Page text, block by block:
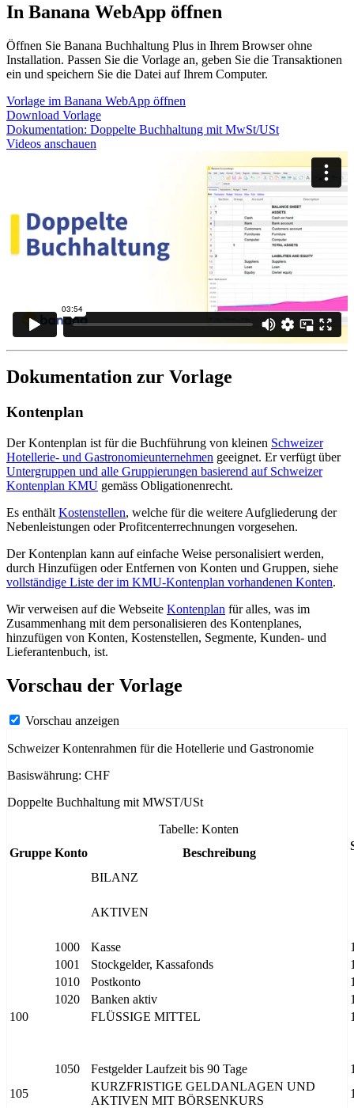
In Banana WebApp öffnen
Öffnen Sie Banana Buchhaltung Plus in Ihrem Browser ohne
Installation. Passen Sie die Vorlage an, geben Sie die Transaktionen
ein und speichern Sie die Datei auf Ihrem Computer.
Vorlage im Banana WebApp öffnen
Download Vorlage
Dokumentation: Doppelte Buchhaltung mit MwSt/USt
Videos anschauen
Dokumentation zur Vorlage
Kontenplan
Der Kontenplan ist für die Buchführung von kleinen Schweizer
Hotellerie- und Gastronomieunternehmen geeignet. Er verfügt über
Untergruppen und alle Gruppierungen basierend auf Schweizer
Kontenplan KMU gemäss Obligationenrecht.
Es enthält Kostenstellen, welche für die weitere Aufgliederung der
Nebenleistungen oder Profitcenterrechnungen vorgesehen.
Der Kontenplan kann auf einfache Weise personalisiert werden,
durch Hinzufügen oder Entfernen von Konten und Gruppen, siehe
vollständige Liste der im KMU-Kontenplan vorhandenen Konten.
Wir verweisen auf die Webseite Kontenplan für alles, was im
Zusammenhang mit dem personalisieren des Kontenplanes,
hinzufügen von Konten, Kostenstellen, Segmente, Kunden- und
Lieferantenbuch, ist.
Vorschau der Vorlage
Vorschau anzeigen
Schweizer Kontenrahmen für die Hotellerie und Gastronomie
Basiswährung: CHF
Doppelte Buchhaltung mit MWST/USt
Tabelle: Konten
Gruppe Konto Beschreibung
BILANZ
AKTIVEN
1000 Kasse
1001
Stockgelder, Kassafonds
1010
Postkonto
1020
Banken aktiv
100
FLÜSSIGE MITTEL
1050 Festgelder Laufzeit bis 90 Tage
105
KURZFRISTIGE GELDANLAGEN UND
AKTIVEN MIT BÖRSENKURS